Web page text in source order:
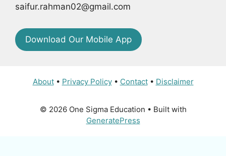
saifur.rahman02@gmail.com
Download Our Mobile App
About• Privacy Policy• Contact• Disclaimer
© 2026 One Sigma Education • Built with
GeneratePress